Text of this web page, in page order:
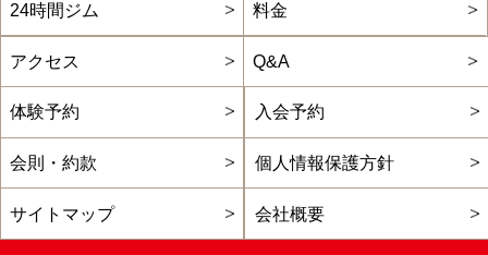
24時間ジム 料金
アクセス Q&A
体験予約 入会予約
会則・約款 個人情報保護方針
サイトマップ 会社概要